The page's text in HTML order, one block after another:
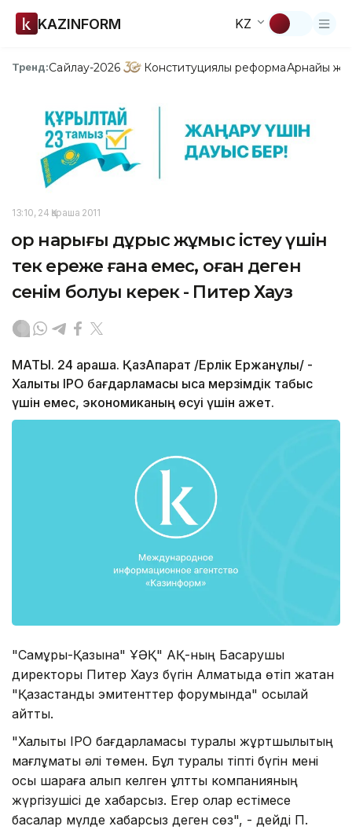
KAZINFORM KZ
Тренд:Сайлау-2026 Конституциялық реформаАрнайы
13:10, 24 Қараша 2011
Қор нарығы дұрыс жұмыс істеу үшін
тек ереже ғана емес, оған деген
сенім болуы керек - Питер Хауз
МАТЫ. 24 қараша. ҚазАқпарат /Ерлік Ержанұлы/ -
Халықтық ІРО бағдарламасы қысқа мерзімдік табыс
үшін емес, экономиканың өсуі үшін қажет.
"Самұрық-Қазына" ҰӘҚ" АҚ-ның Басқарушы
директоры Питер Хауз бүгін Алматыда өтіп жатқан
"Қазақстандық эмитенттер форумында" осылай
айтты.
"Халықтық ІРО бағдарламасы туралы жұртшылықтың
мағлұматы әлі төмен. Бұл туралы тіпті бүгін мені
осы шараға алып келген ұлттық компанияның
жүргізушісі де хабарсыз. Егер олар естімесе
басқалар мүлде хабарсыз деген сөз", - дейді П.